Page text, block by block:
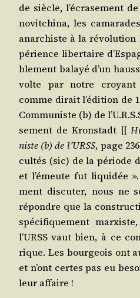
de siècle, l’é­cra­se­ment
no­vit­chi­na, les
anar­chiste à la révo­lu­tion
pé­rience liber­taire
ble­ment balayé d’un
volte par notre croyant
comme dirait l’é­di­tion de
Com­mu­niste (b) de
se­ment de Krons­tadt [[
niste (b) de l’URSS, page
cul­tés (sic) de la période
et l’é­meute fut liqui­dée
ment dis­cu­ter, nous ne
répondre que la
spé­ci­fi­que­ment
l’URSS vaut bien, à ce
rique. Les bour­geois ont
et n’ont certes pas eu
leur affaire !